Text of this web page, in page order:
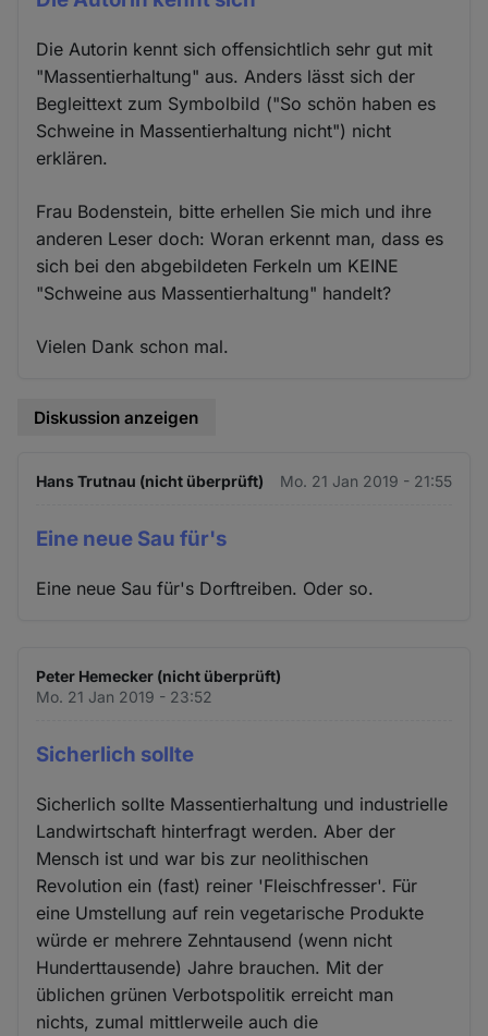
Die Autorin kennt sich offensichtlich sehr gut mit
"Massentierhaltung" aus. Anders lässt sich der
Begleittext zum Symbolbild ("So schön haben es
Schweine in Massentierhaltung nicht") nicht
erklären.
Frau Bodenstein, bitte erhellen Sie mich und ihre
anderen Leser doch: Woran erkennt man, dass es
sich bei den abgebildeten Ferkeln um KEINE
"Schweine aus Massentierhaltung" handelt?
Vielen Dank schon mal.
Diskussion anzeigen
Hans Trutnau (nicht überprüft) Mo. 21 Jan 2019 - 21:55
Eine neue Sau für's
Eine neue Sau für's Dorftreiben. Oder so.
Peter Hemecker (nicht überprüft)
Mo. 21 Jan 2019 - 23:52
Sicherlich sollte
Sicherlich sollte Massentierhaltung und industrielle
Landwirtschaft hinterfragt werden. Aber der
Mensch ist und war bis zur neolithischen
Revolution ein (fast) reiner 'Fleischfresser'. Für
eine Umstellung auf rein vegetarische Produkte
würde er mehrere Zehntausend (wenn nicht
Hunderttausende) Jahre brauchen. Mit der
üblichen grünen Verbotspolitik erreicht man
nichts, zumal mittlerweile auch die